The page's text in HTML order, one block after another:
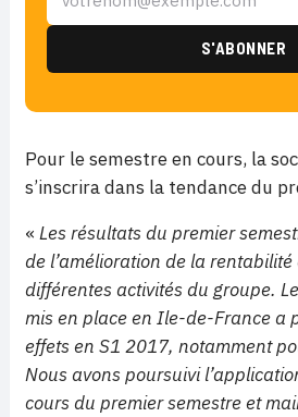
Pour le semestre en cours, la
s’inscrira dans la tendance du
« Les résultats du premier
de l’amélioration de la
différentes activités du groupe.
mis en place en Ile-de-France a
effets en S1 2017, notamment
Nous avons poursuivi
cours du premier semestre et